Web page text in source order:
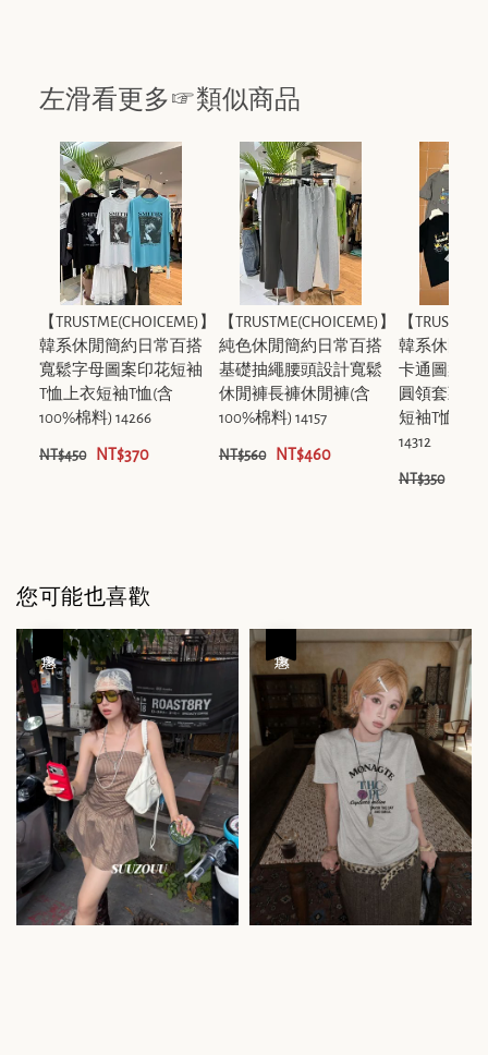
左滑看更多☞類似商品
【TRUSTME(CHOICEME)】
韓系休閒簡約日常百搭
寬鬆字母圖案印花短袖
T恤上衣短袖T恤(含
100%棉料) 14266
NT$450 NT$370
【TRUSTME(CHOICEME)】
純色休閒簡約日常百搭
基礎抽繩腰頭設計寬鬆
休閒褲長褲休閒褲(含
100%棉料) 14157
NT$560 NT$460
【
韓系休閒簡
卡通圖案字
圓領套頭短
短袖T恤(含
14312
NT$350
您可能也喜歡